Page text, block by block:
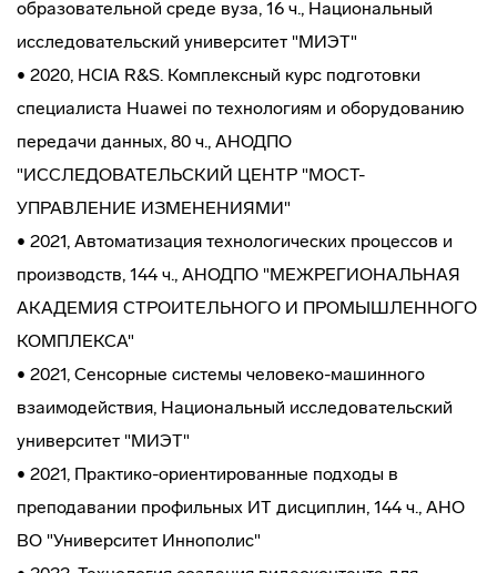
образовательной среде вуза, 16 ч., Национальный
исследовательский университет "МИЭТ"
• 2020, HCIA R&S. Комплексный курс подготовки
специалиста Huawei по технологиям и оборудованию
передачи данных, 80 ч., АНОДПО
"ИССЛЕДОВАТЕЛЬСКИЙ ЦЕНТР "МОСТ-
УПРАВЛЕНИЕ ИЗМЕНЕНИЯМИ"
• 2021, Автоматизация технологических процессов и
производств, 144 ч., АНОДПО "МЕЖРЕГИОНАЛЬНАЯ
АКАДЕМИЯ СТРОИТЕЛЬНОГО И ПРОМЫШЛЕННОГО
КОМПЛЕКСА"
• 2021, Сенсорные системы человеко-машинного
взаимодействия, Национальный исследовательский
университет "МИЭТ"
• 2021, Практико-ориентированные подходы в
преподавании профильных ИТ дисциплин, 144 ч., АНО
ВО "Университет Иннополис"